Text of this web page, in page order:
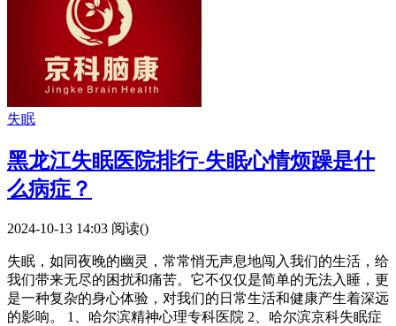
失眠
黑龙江失眠医院排行-失眠心情烦躁是什
么病症？
2024-10-13 14:03 阅读()
失眠，如同夜晚的幽灵，常常悄无声息地闯入我们的生活，给
我们带来无尽的困扰和痛苦。它不仅仅是简单的无法入睡，更
是一种复杂的身心体验，对我们的日常生活和健康产生着深远
的影响。 1、哈尔滨精神心理专科医院 2、哈尔滨京科失眠症